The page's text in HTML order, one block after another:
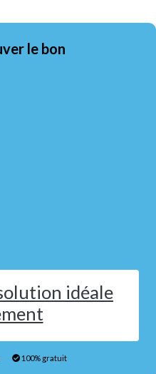
le bon
idéale
100% gratuit